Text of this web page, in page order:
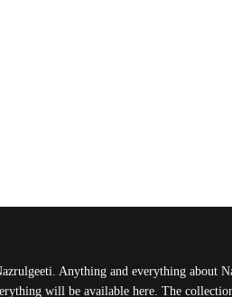
Anything and everything
will be available here. The